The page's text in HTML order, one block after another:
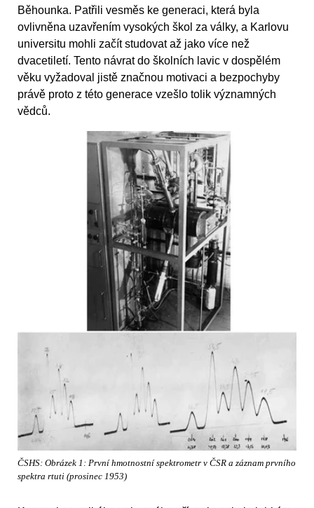
Běhounka. Patřili vesměs ke generaci, která byla
ovlivněna uzavřením vysokých škol za války, a Karlovu
universitu mohli začít studovat až jako více než
dvacetiletí. Tento návrat do školních lavic v dospělém
věku vyžadoval jistě značnou motivaci a bezpochyby
právě proto z této generace vzešlo tolik významných
vědců.
ČSHS: Obrázek 1: První hmotnostní spektrometr v ČSR a záznam prvního
spektra rtuti (prosinec 1953)